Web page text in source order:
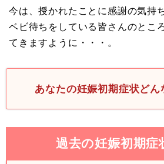
今は、授かれたことに感謝の気持
ベビ待ちをしている皆さんのとこ
てきますように・・・。
あなたの妊娠初期症状どん
過去の妊娠初期症